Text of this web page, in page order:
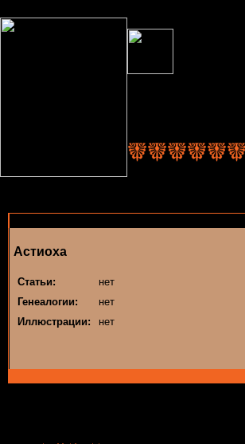
Астиоха
Статьи:
нет
Генеалогии:
нет
Иллюстрации:
нет